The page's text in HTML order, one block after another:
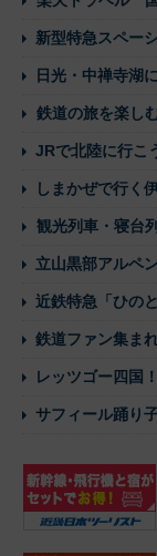
新型特急スペー
日光・中禅寺湖
鉄道の旅を楽し
JRで北陸に行こ
しまかぜで行く
観光列車・寝台
立山黒部アルペ
近鉄特急「ひのと
鉄道ファン集ま
レッツゴー四国
サフィール踊り